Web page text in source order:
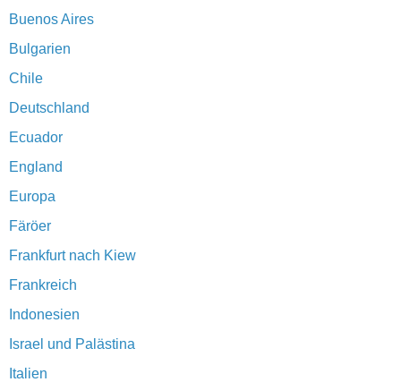
Buenos Aires
Bulgarien
Chile
Deutschland
Ecuador
England
Europa
Färöer
Frankfurt nach Kiew
Frankreich
Indonesien
Israel und Palästina
Italien